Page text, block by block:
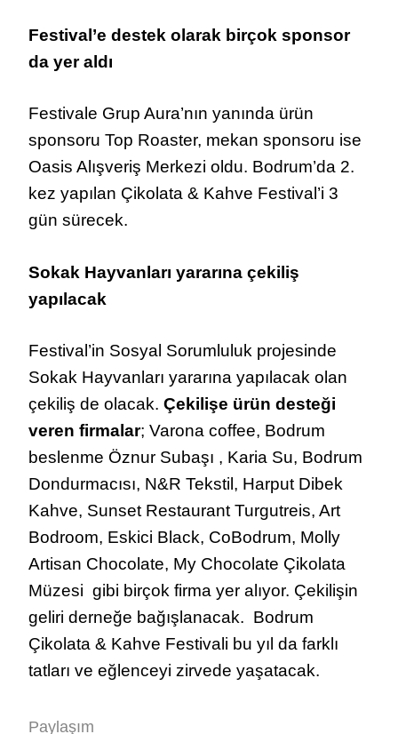
Festival’e destek olarak birçok sponsor
da yer aldı
Festivale Grup Aura’nın yanında ürün
sponsoru Top Roaster, mekan sponsoru ise
Oasis Alışveriş Merkezi oldu. Bodrum’da 2.
kez yapılan Çikolata & Kahve Festival’i 3
gün sürecek.
Sokak Hayvanları yararına çekiliş
yapılacak
Festival’in Sosyal Sorumluluk projesinde
Sokak Hayvanları yararına yapılacak olan
çekiliş de olacak. Çekilişe ürün desteği
veren firmalar; Varona coffee, Bodrum
beslenme Öznur Subaşı , Karia Su, Bodrum
Dondurmacısı, N&R Tekstil, Harput Dibek
Kahve, Sunset Restaurant Turgutreis, Art
Bodroom, Eskici Black, CoBodrum, Molly
Artisan Chocolate, My Chocolate Çikolata
Müzesi gibi birçok firma yer alıyor. Çekilişin
geliri derneğe bağışlanacak. Bodrum
Çikolata & Kahve Festivali bu yıl da farklı
tatları ve eğlenceyi zirvede yaşatacak.
Paylaşım